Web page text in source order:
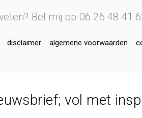
Bel mij op 06 26 48 41
disclaimer algemene voorwaarden
vol met